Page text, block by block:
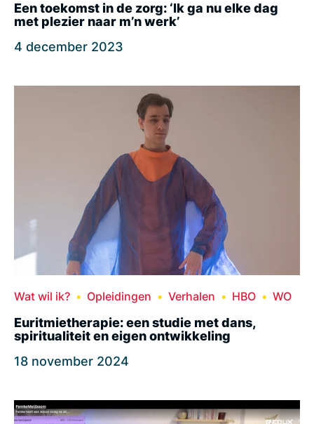
Een toekomst in de zorg: ‘Ik ga nu elke dag
met plezier naar m’n werk’
4 december 2023
Wat wil ik? Opleidingen Verhalen HBO WO
Euritmietherapie: een studie met dans,
spiritualiteit en eigen ontwikkeling
18 november 2024